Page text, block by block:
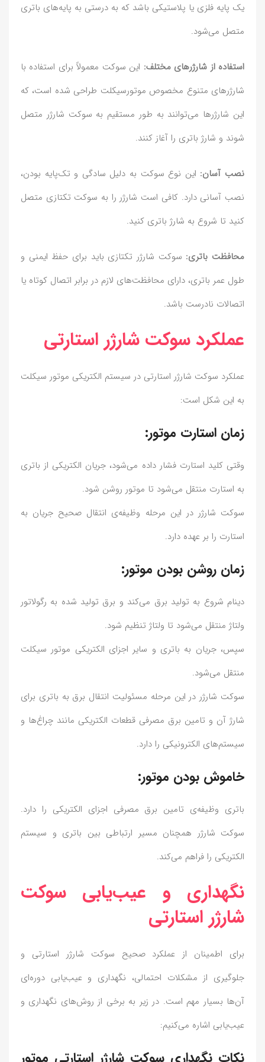
یک پایه فلزی یا پلاستیکی باشد که به درستی به پایه‌های باتری
متصل می‌شود.
استفاده از شارژرهای مختلف: این سوکت معمولاً برای استفاده با
شارژرهای متنوع مخصوص موتورسیکلت طراحی شده است، که
این شارژرها می‌توانند به طور مستقیم به سوکت شارژر متصل
شوند و شارژ باتری را آغاز کنند.
نصب آسان: این نوع سوکت به دلیل سادگی و تک‌پایه بودن،
نصب آسانی دارد. کافی است شارژر را به سوکت تکتازی متصل
کنید تا شروع به شارژ باتری کنید.
محافظت باتری: سوکت شارژر تکتازی باید برای حفظ ایمنی و
طول عمر باتری، دارای محافظت‌های لازم در برابر اتصال کوتاه یا
اتصالات نادرست باشد.
عملکرد سوکت شارژر استارتی
عملکرد سوکت شارژر استارتی در سیستم الکتریکی موتور سیکلت
به این شکل است:
زمان استارت موتور:
وقتی کلید استارت فشار داده می‌شود، جریان الکتریکی از باتری
به استارت منتقل می‌شود تا موتور روشن شود.
سوکت شارژر در این مرحله وظیفه‌ی انتقال صحیح جریان به
استارت را بر عهده دارد.
زمان روشن بودن موتور:
دینام شروع به تولید برق می‌کند و برق تولید شده به رگولاتور
ولتاژ منتقل می‌شود تا ولتاژ تنظیم شود.
سپس، جریان به باتری و سایر اجزای الکتریکی موتور سیکلت
منتقل می‌شود.
سوکت شارژر در این مرحله مسئولیت انتقال برق به باتری برای
شارژ آن و تامین برق مصرفی قطعات الکتریکی مانند چراغ‌ها و
سیستم‌های الکترونیکی را دارد.
خاموش بودن موتور:
باتری وظیفه‌ی تامین برق مصرفی اجزای الکتریکی را دارد.
سوکت شارژر همچنان مسیر ارتباطی بین باتری و سیستم
الکتریکی را فراهم می‌کند.
نگهداری و عیب‌یابی سوکت
شارژر استارتی
برای اطمینان از عملکرد صحیح سوکت شارژر استارتی و
جلوگیری از مشکلات احتمالی، نگهداری و عیب‌یابی دوره‌ای
آن‌ها بسیار مهم است. در زیر به برخی از روش‌های نگهداری و
عیب‌یابی اشاره می‌کنیم: